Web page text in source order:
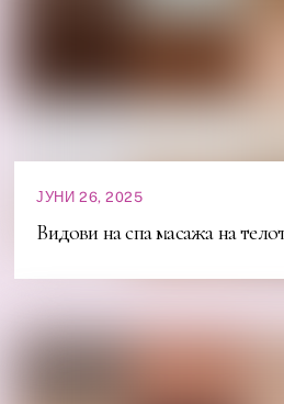
ЈУНИ 26, 2025
Видови на спа масажа на